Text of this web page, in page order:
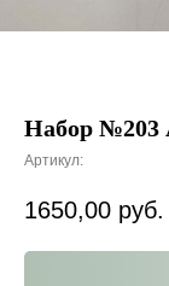
Набор №203
Артикул:
1650,00 руб.